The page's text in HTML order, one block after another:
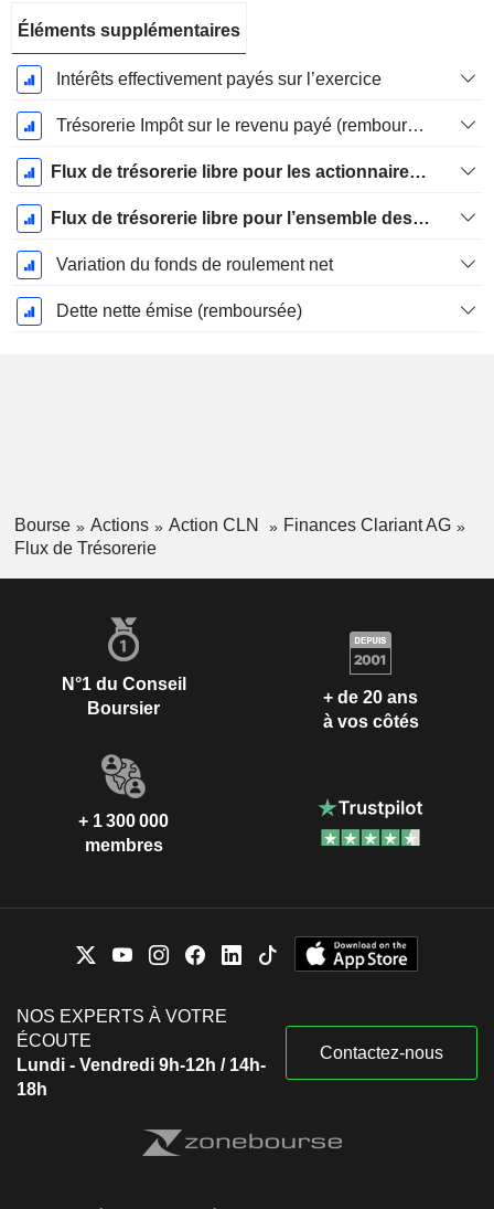
Éléments supplémentaires
Intérêts effectivement payés sur l’exercice
Trésorerie Impôt sur le revenu payé (remboursement)Impôt effectivement payé (remboursé) sur l’exercice
Flux de trésorerie libre pour les actionnaires FCFE
Flux de trésorerie libre pour l’ensemble des pourvoyeurs de fonds (créanciers et actionnaires) FCFF
Variation du fonds de roulement net
Dette nette émise (remboursée)
Bourse Actions Action CLN
Finances Clariant AG
Flux de Trésorerie
N°1 du Conseil
Boursier
+ de 20 ans
à vos côtés
+ 1 300 000
membres
NOS EXPERTS À VOTRE
ÉCOUTE
Lundi - Vendredi 9h-12h / 14h-
18h
Contactez-nous